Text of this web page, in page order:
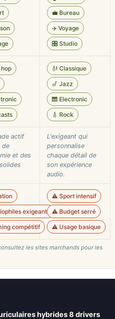
💼 Bureau
✈️ Voyage
🎛️ Studio
🎻 Classique
🎷 Jazz
🎹 Electronic
🎸 Rock
actif
de
et des
L'exigeant qui
personnalise
chaque détail de
son expérience
audio.
exigeants
compétitif
⚠️ Sport intensif
⚠️ Budget serré
⚠️ Usage basique
les sites marchands pour les
hybrides 8 drivers